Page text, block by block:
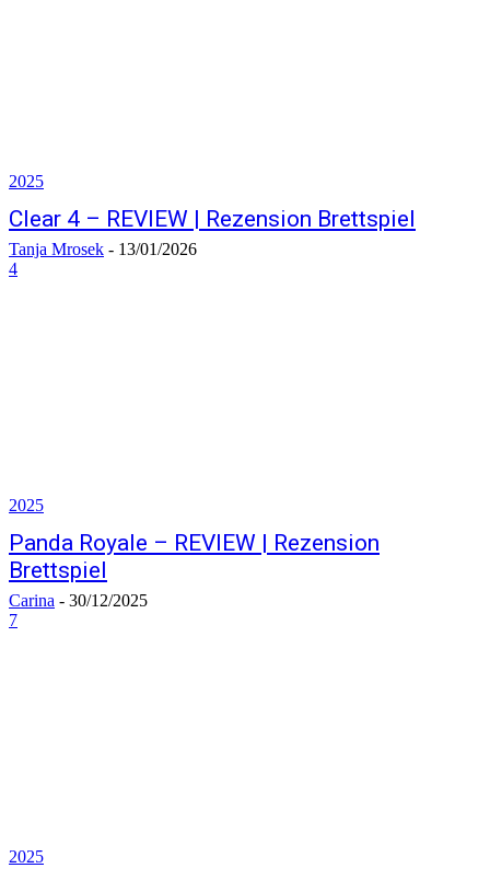
2025
Clear 4 – REVIEW | Rezension Brettspiel
Tanja Mrosek - 13/01/2026
4
2025
Panda Royale – REVIEW | Rezension
Brettspiel
Carina - 30/12/2025
7
2025